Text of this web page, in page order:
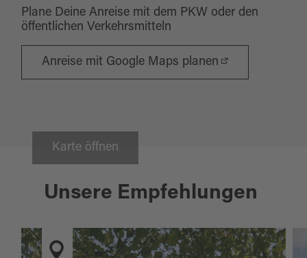
Plane Deine Anreise mit dem PKW oder den
öffentlichen Verkehrsmitteln
Anreise mit Google Maps planen
Karte öffnen
Unsere Empfehlungen